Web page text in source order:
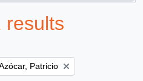
results
filter: Patricio